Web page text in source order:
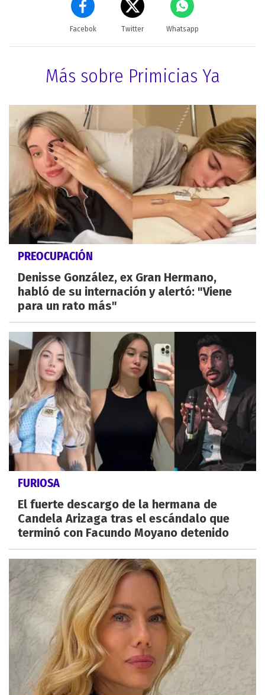
Facebok Twitter Whatsapp
Más sobre Primicias Ya
PREOCUPACIÓN
Denisse González, ex Gran Hermano,
habló de su internación y alertó: "Viene
para un rato más"
FURIOSA
El fuerte descargo de la hermana de
Candela Arizaga tras el escándalo que
terminó con Facundo Moyano detenido